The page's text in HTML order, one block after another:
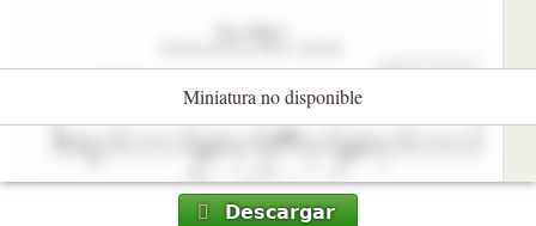
Miniatura no disponible
Descargar